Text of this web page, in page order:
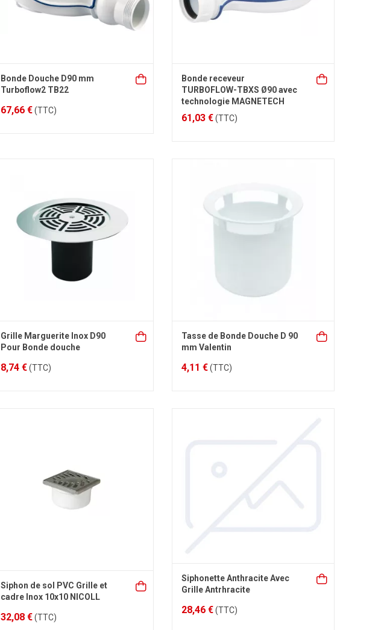
Bonde Douche D90 mm
Turboflow2 TB22
67,66 €(TTC)
Bonde receveur
TURBOFLOW-TBXS Ø90 avec
technologie MAGNETECH
61,03 €(TTC)
Grille Marguerite Inox D90
Pour Bonde douche
8,74 €(TTC)
Tasse de Bonde Douche D 90
mm Valentin
4,11 €(TTC)
Siphon de sol PVC Grille et
cadre Inox 10x10 NICOLL
32,08 €(TTC)
Siphonette Anthracite Avec
Grille Antrhracite
28,46 €(TTC)